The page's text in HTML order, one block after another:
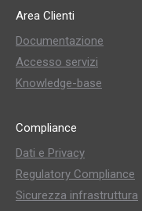
Area Clienti
Documentazione
Accesso servizi
Knowledge-base
Compliance
Dati e Privacy
Regulatory Compliance
Sicurezza infrastruttura